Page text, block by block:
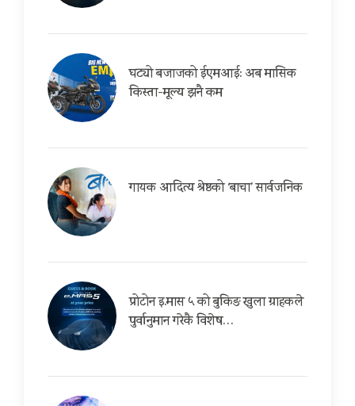
घट्यो बजाजको ईएमआई: अब मासिक
किस्ता-मूल्य झनै कम
गायक आदित्य श्रेष्ठको ‘बाचा’ सार्वजनिक
प्रोटोन इ.मास ५ को बुकिङ खुला ग्राहकले
पुर्वानुमान गरेकै विशेष…